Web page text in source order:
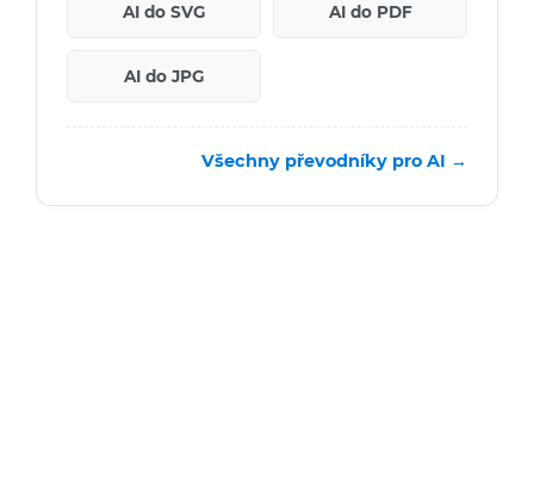
AI do SVG AI do PDF
AI do JPG
Všechny převodníky pro AI →